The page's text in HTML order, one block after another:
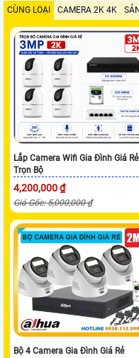
CÙNG LOẠI CAMERA 2K 4K
Lắp Camera Wifi Gia Đình Giá Rẻ
Trọn Bộ
4,200,000 ₫
Giá Gốc: 5,000,000 ₫
Bộ 4 Camera Gia Đình Giá Rẻ